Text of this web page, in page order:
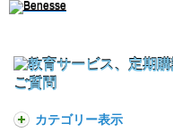
カテゴリー表示